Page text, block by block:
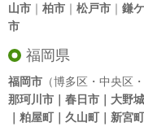
山市 ｜ 柏市 ｜ 松戸市 ｜ 鎌
市
福岡県
福岡市 （博多区・中央区
那珂川市｜春日市｜大野
｜粕屋町｜久山町｜新宮